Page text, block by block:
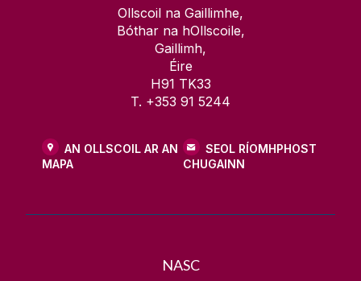
Ollscoil na Gaillimhe,
Bóthar na hOllscoile,
Gaillimh,
Éire
H91 TK33
T. +353 91 5244
AN OLLSCOIL AR AN
MAPA
SEOL RÍOMHPHOST
CHUGAINN
NASC